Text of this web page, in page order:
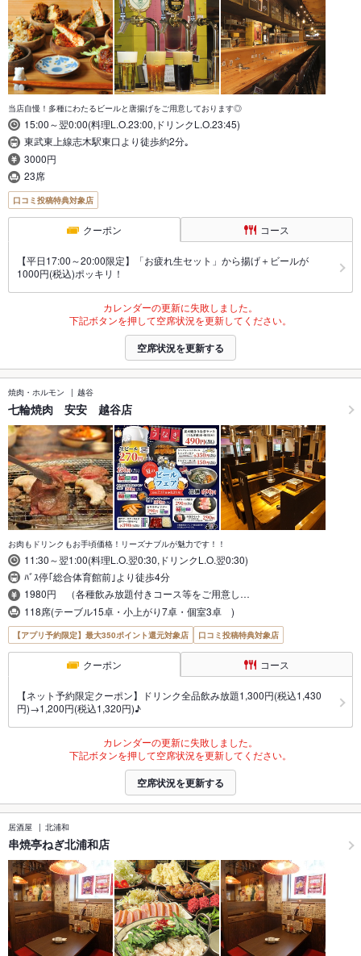
当店自慢！多種にわたるビールと唐揚げをご用意しております◎
15:00～翌0:00(料理L.O.23:00,ドリンクL.O.23:45)
東武東上線志木駅東口より徒歩約2分｡
3000円
23席
口コミ投稿特典対象店
クーポン コース
【平日17:00～20:00限定】「お疲れ生セット」から揚げ＋ビールが
1000円(税込)ポッキリ！
カレンダーの更新に失敗しました。
下記ボタンを押して空席状況を更新してください。
空席状況を更新する
焼肉・ホルモン 越谷
七輪焼肉 安安 越谷店
お肉もドリンクもお手頃価格！リーズナブルが魅力です！！
11:30～翌1:00(料理L.O.翌0:30,ドリンクL.O.翌0:30)
ﾊﾞｽ停｢総合体育館前｣より徒歩4分
1980円 （各種飲み放題付きコース等をご用意し…
118席(テーブル15卓・小上がり7卓・個室3卓 )
【アプリ予約限定】最大350ポイント還元対象店 口コミ投稿特典対象店
クーポン コース
【ネット予約限定クーポン】ドリンク全品飲み放題1,300円(税込1,430
円)→1,200円(税込1,320円)♪
カレンダーの更新に失敗しました。
下記ボタンを押して空席状況を更新してください。
空席状況を更新する
居酒屋 北浦和
串焼亭ねぎ北浦和店